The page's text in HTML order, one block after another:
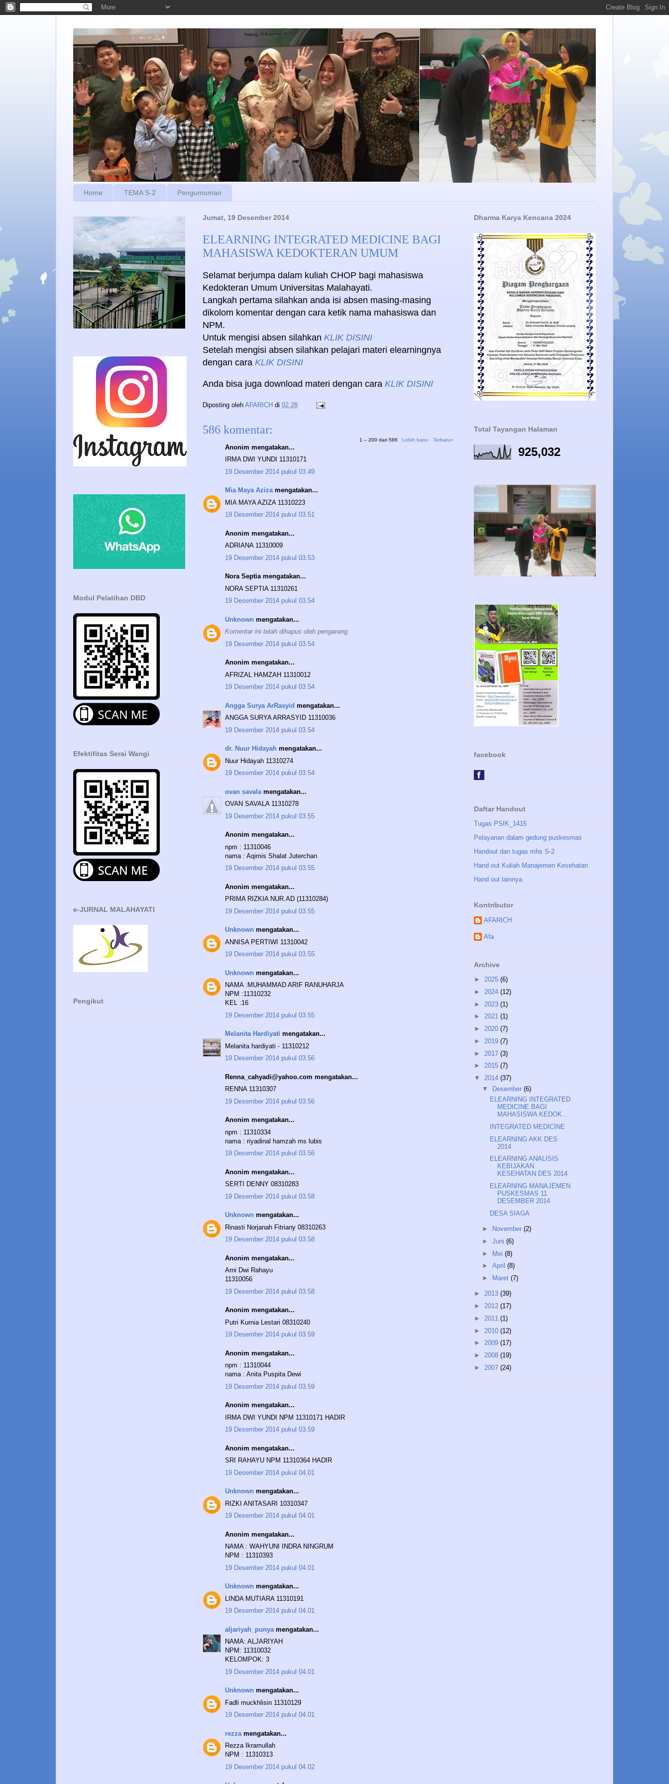
Home TEMA S-2 Pengumuman
Jumat, 19 Desember 2014
ELEARNING INTEGRATED MEDICINE BAGI
MAHASISWA KEDOKTERAN UMUM
Selamat berjumpa dalam kuliah CHOP bagi mahasiswa
Kedokteran Umum Universitas Malahayati.
Langkah pertama silahkan anda isi absen masing-masing
dikolom komentar dengan cara ketik nama mahasiswa dan
NPM.
Untuk mengisi absen silahkan KLIK DISINI
Setelah mengisi absen silahkan pelajari materi elearningnya
dengan cara KLIK DISINI
Anda bisa juga download materi dengan cara KLIK DISINI
Diposting oleh AFARICH di 02.28
586 komentar:
1 – 200 dari 586 Lebih baru› Terbaru»
Anonim mengatakan...
IRMA DWI YUNDI 11310171
19 Desember 2014 pukul 03.49
Mia Maya Azizamengatakan...
MIA MAYA AZIZA 11310223
19 Desember 2014 pukul 03.51
Anonim mengatakan...
ADRIANA 11310009
19 Desember 2014 pukul 03.53
Nora Septia mengatakan...
NORA SEPTIA 11310261
19 Desember 2014 pukul 03.54
Unknown mengatakan...
Komentar ini telah dihapus oleh pengarang.
19 Desember 2014 pukul 03.54
Anonim mengatakan...
AFRIZAL HAMZAH 11310012
19 Desember 2014 pukul 03.54
Angga Surya ArRasyid mengatakan...
ANGGA SURYA ARRASYID 11310036
19 Desember 2014 pukul 03.54
dr. Nuur Hidayah mengatakan...
Nuur Hidayah 11310274
19 Desember 2014 pukul 03.54
ovan savala mengatakan...
OVAN SAVALA 11310278
19 Desember 2014 pukul 03.55
Anonim mengatakan...
npm : 11310046
nama : Aqimis Shalat Juterchan
19 Desember 2014 pukul 03.55
Anonim mengatakan...
PRIMA RIZKIA NUR.AD (11310284)
19 Desember 2014 pukul 03.55
Unknown mengatakan...
ANNISA PERTIWI 11310042
19 Desember 2014 pukul 03.55
Unknown mengatakan...
NAMA :MUHAMMAD ARIF RANUHARJA
NPM :11310232
KEL :16
19 Desember 2014 pukul 03.55
Melanita Hardiyati mengatakan...
Melanita hardiyati - 11310212
19 Desember 2014 pukul 03.56
Renna_cahyadi@yahoo.com mengatakan...
RENNA 11310307
19 Desember 2014 pukul 03.56
Anonim mengatakan...
npm : 11310334
nama : riyadinal hamzah ms lubis
19 Desember 2014 pukul 03.56
Anonim mengatakan...
SERTI DENNY 08310283
19 Desember 2014 pukul 03.58
Unknown mengatakan...
Rinasti Norjanah Fitriany 08310263
19 Desember 2014 pukul 03.58
Anonim mengatakan...
Arni Dwi Rahayu
11310056
19 Desember 2014 pukul 03.58
Anonim mengatakan...
Putri Kurnia Lestari 08310240
19 Desember 2014 pukul 03.59
Anonim mengatakan...
npm : 11310044
nama : Anita Puspita Dewi
19 Desember 2014 pukul 03.59
Anonim mengatakan...
IRMA DWI YUNDI NPM 11310171 HADIR
19 Desember 2014 pukul 03.59
Anonim mengatakan...
SRI RAHAYU NPM 11310364 HADIR
19 Desember 2014 pukul 04.01
Unknown mengatakan...
RIZKI ANITASARI 10310347
19 Desember 2014 pukul 04.01
Anonim mengatakan...
NAMA : WAHYUNI INDRA NINGRUM
NPM : 11310393
19 Desember 2014 pukul 04.01
Unknown mengatakan...
LINDA MUTIARA 11310191
19 Desember 2014 pukul 04.01
aljariyah_punya mengatakan...
NAMA: ALJARIYAH
NPM: 11310032
KELOMPOK: 3
19 Desember 2014 pukul 04.01
Unknown mengatakan...
Fadli muckhlisin 11310129
19 Desember 2014 pukul 04.01
rezza mengatakan...
Rezza Ikramullah
NPM : 11310313
19 Desember 2014 pukul 04.02
Modul Pelatihan DBD
Efektifitas Serai Wangi
e-JURNAL MALAHAYATI
Pengikut
Dharma Karya Kencana 2024
Total Tayangan Halaman
925,032
facebook
Daftar Handout
Tugas PSIK_1415
Pelayanan dalam gedung puskesmas
Handout dan tugas mhs S-2
Hand out Kuliah Manajemen Kesehatan
Hand out lainnya
Kontributor
AFARICH
Afa
Archive
► 2025 (6)
► 2024 (12)
► 2023 (1)
► 2021 (1)
► 2020 (7)
► 2019 (7)
► 2017 (3)
► 2015 (7)
▼ 2014 (37)
▼ Desember (6)
ELEARNING INTEGRATED
MEDICINE BAGI
MAHASISWA KEDOK...
INTEGRATED MEDICINE
ELEARNING AKK DES
2014
ELEARNING ANALISIS
KEBIJAKAN
KESEHATAN DES 2014
ELEARNING MANAJEMEN
PUSKESMAS 11
DESEMBER 2014
DESA SIAGA
► November (2)
► Juni (6)
► Mei (8)
► April (8)
►
Maret (7)
► 2013 (39)
► 2012 (17)
► 2011 (1)
► 2010 (12)
► 2009 (17)
► 2008 (19)
► 2007 (24)